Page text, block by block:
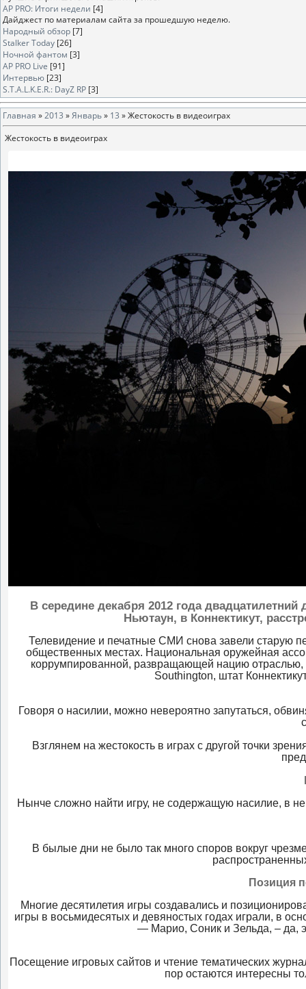
AP PRO: Итоги недели [4]
Дайджест по материалам сайта за прошедшую неделю.
Народный обзор [7]
Stalker Today [26]
Ночной фантом [3]
AP PRO Live [91]
Интервью [23]
S.T.A.L.K.E.R.: DayZ RP [3]
Главная »2013 »Январь» 13 » Жестокость в видеоиграх
Жестокость в видеоиграх
В середине декабря 2012 года
Ньютаун, в Коннектикут,
Телевидение и печатные СМИ снова завели старую
общественных местах. Национальная оружейная
коррумпированной, развращающей нацию отраслью,
Southington, штат
Говоря о насилии, можно невероятно запутаться,
Взглянем на жестокость в играх с другой точки
Нынче сложно найти игру, не содержащую насилие, в
В былые дни не было так много споров вокруг
Позиция
Многие десятилетия игры создавались и
игры в восьмидесятых и девяностых годах играли, в
— Марио, Соник и Зельда, – да,
Посещение игровых сайтов и чтение тематических
пор остаются интересны